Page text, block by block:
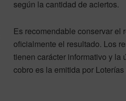
según la cantidad de aciertos.
Es recomendable conservar el
oficialmente el resultado. Los
tienen carácter informativo y la
cobro es la emitida por